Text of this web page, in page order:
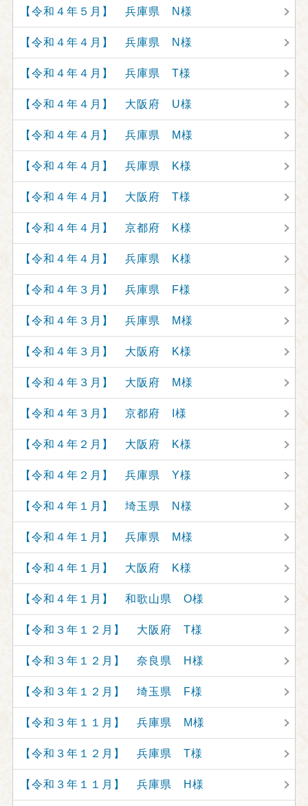
【令和４年５月】 兵庫県 N様
【令和４年４月】 兵庫県 N様
【令和４年４月】 兵庫県 T様
【令和４年４月】 大阪府 U様
【令和４年４月】 兵庫県 M様
【令和４年４月】 兵庫県 K様
【令和４年４月】 大阪府 T様
【令和４年４月】 京都府 K様
【令和４年４月】 兵庫県 K様
【令和４年３月】 兵庫県 F様
【令和４年３月】 兵庫県 M様
【令和４年３月】 大阪府 K様
【令和４年３月】 大阪府 M様
【令和４年３月】 京都府 I様
【令和４年２月】 大阪府 K様
【令和４年２月】 兵庫県 Y様
【令和４年１月】 埼玉県 N様
【令和４年１月】 兵庫県 M様
【令和４年１月】 大阪府 K様
【令和４年１月】 和歌山県 O様
【令和３年１２月】 大阪府 T様
【令和３年１２月】 奈良県 H様
【令和３年１２月】 埼玉県 F様
【令和３年１１月】 兵庫県 M様
【令和３年１２月】 兵庫県 T様
【令和３年１１月】 兵庫県 H様